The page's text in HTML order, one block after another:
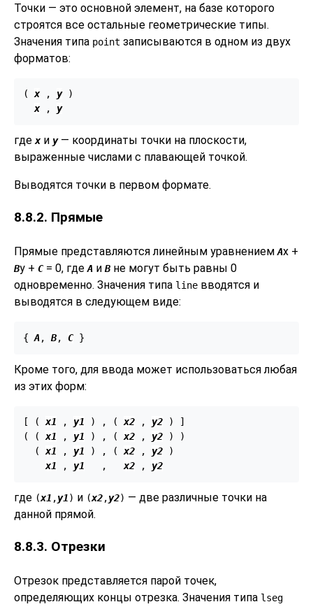
Точки — это основной элемент, на базе которого
строятся все остальные геометрические типы.
Значения типа point записываются в одном из двух
форматов:
( x , y )
x , y
гдеx и y— координаты точки на плоскости,
выраженные числами с плавающей точкой.
Выводятся точки в первом формате.
8.8.2. Прямые
Прямые представляются линейным уравнениемAx +
By + C= 0, гдеA и B не могут быть равны 0
одновременно. Значения типа line вводятся и
выводятся в следующем виде:
{ A, B, C
Кроме того, для ввода может использоваться любая
из этих форм:
[ ( x1 , y1 ) , ( x2 , y2 ) ]
( ( x1 , y1 ) , ( x2 , y2 ) )
  (
x1 , y1 ) , ( x2 , y2 )
x1 , y1
   ,
x2 , y2
где (x1 ,y1) и (x2,y2) — две различные точки на
данной прямой.
8.8.3. Отрезки
Отрезок представляется парой точек,
определяющих концы отрезка. Значения типа lseg